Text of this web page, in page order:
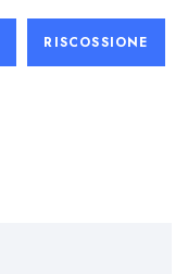
RISCOSSIONE